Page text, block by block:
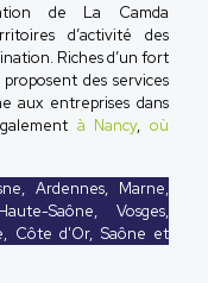
de La Camda
d’activité des
Riches d’un fort
des services
aux entreprises dans
à Nancy,où
Ardennes, Marne,
Saône, Vosges,
Côte d'Or, Saône et